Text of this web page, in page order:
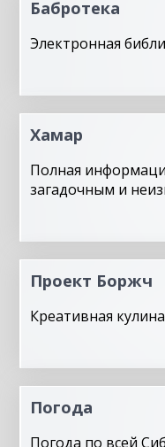
Бабротека
Электронная
Хамар
Полная
загадочным и
Проект Боржч
Креативная
Погода
Погода по всей